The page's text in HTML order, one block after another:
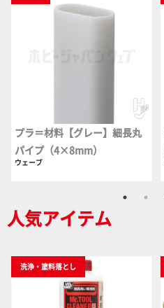
プラ＝材料【グレー】細長丸
パイプ（4×8mm）
ウェーブ
人気アイテム
洗浄・塗料落とし